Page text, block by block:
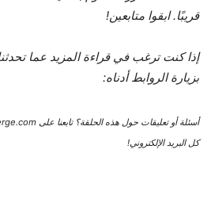
قريبًا. ابقوا متابعين!
إذا كنت ترغب في قراءة المزيد عما
بزيارة الروابط أدناه:
كل البريد الإلكتروني!